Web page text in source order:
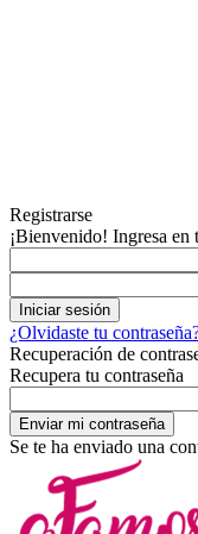
Registrarse
¡Bienvenido! Ingresa en
¿Olvidaste tu
Recuperación de
Recupera tu contraseña
Se te ha enviado una